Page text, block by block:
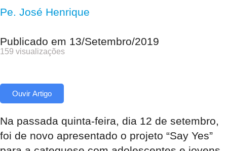
Pe. José Henrique
Publicado em 13/Setembro/2019
159 visualizações
Ouvir Artigo
Na passada quinta-feira, dia 12 de setembro,
foi de novo apresentado o projeto “Say Yes”